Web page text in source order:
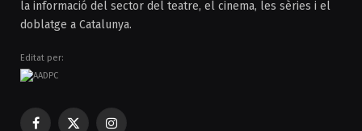
la informació del sector del teatre, el cinema, les sèries i el
doblatge a Catalunya.
Editat per: